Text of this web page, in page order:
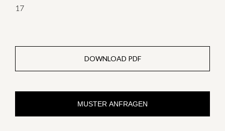
17
DOWNLOAD PDF
MUSTER ANFRAGEN